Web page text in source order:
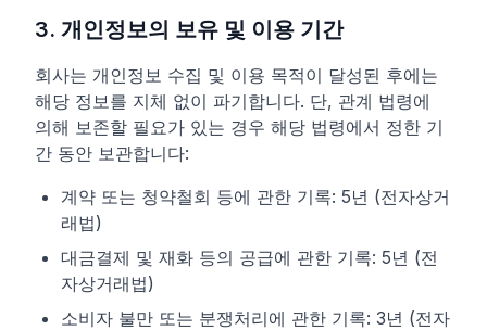
3. 개인정보의 보유 및 이용 기간
회사는 개인정보 수집 및 이용 목적이 달성된 후에는
해당 정보를 지체 없이 파기합니다. 단, 관계 법령에
의해 보존할 필요가 있는 경우 해당 법령에서 정한 기
간 동안 보관합니다:
계약 또는 청약철회 등에 관한 기록: 5년 (전자상거
래법)
대금결제 및 재화 등의 공급에 관한 기록: 5년 (전
자상거래법)
소비자 불만 또는 분쟁처리에 관한 기록: 3년 (전자